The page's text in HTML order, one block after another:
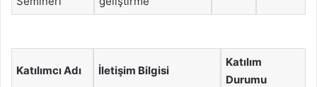
Katılımcı Adı İletişim Bilgisi
Katılım
Durumu